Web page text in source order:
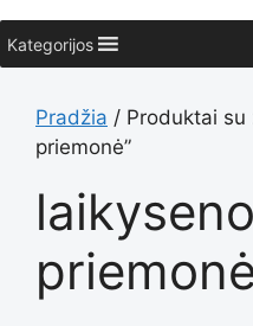
turinio
Kategorijos
Pradžia / Produktai su
priemonė”